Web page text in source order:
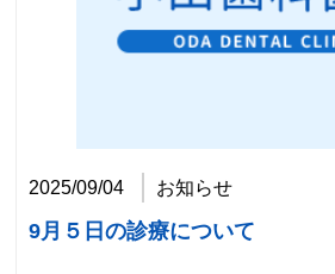
2025/09/04 お知らせ
9月５日の診療について